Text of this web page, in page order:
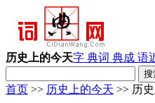
历史上的今天字 典词 典成 语
首页 >> 历史上的今天 >> 历